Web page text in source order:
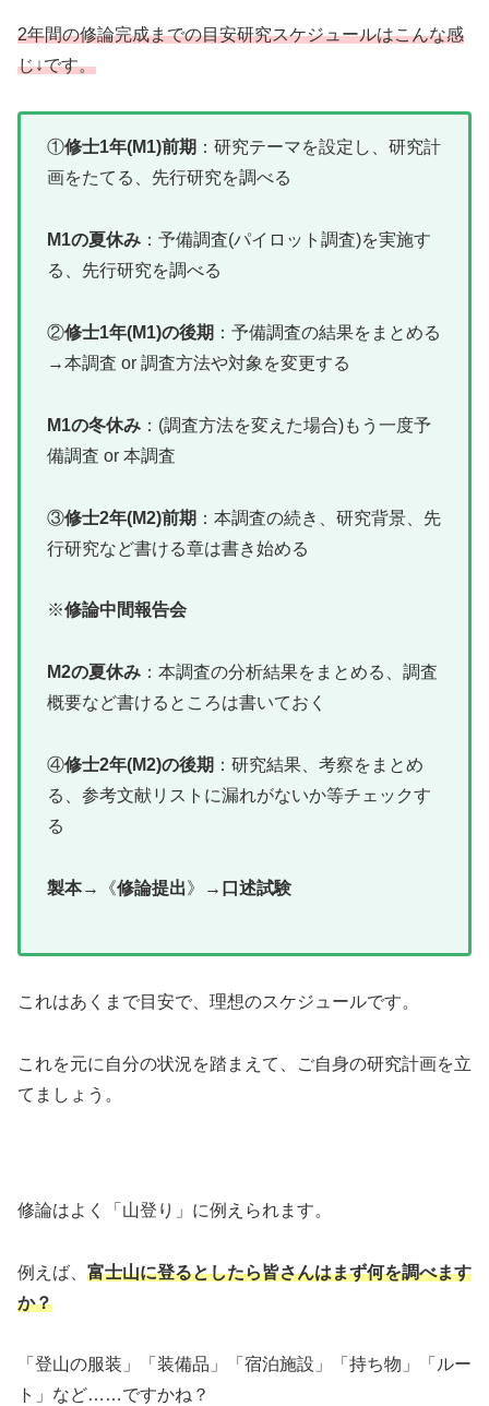
2年間の修論完成までの目安研究スケジュールはこんな感
じ↓です。
①修士1年(M1)前期 ：研究テーマを設定し、研究計
画をたてる、先行研究を調べる
M1の夏休み ：予備調査(パイロット調査)を実施す
る、先行研究を調べる
②修士1年(M1)の後期 ：予備調査の結果をまとめる
→本調査 or 調査方法や対象を変更する
M1の冬休み ：(調査方法を変えた場合)もう一度予
備調査 or 本調査
③修士2年(M2)前期 ：本調査の続き、研究背景、先
行研究など書ける章は書き始める
※修論中間報告会
M2の夏休み ：本調査の分析結果をまとめる、調査
概要など書けるところは書いておく
④修士2年(M2)の後期 ：研究結果、考察をまとめ
る、参考文献リストに漏れがないか等チェックす
る
製本→《修論提出》 →口述試験
これはあくまで目安で、理想のスケジュールです。
これを元に自分の状況を踏まえて、ご自身の研究計画を立
てましょう。
修論はよく「山登り」に例えられます。
例えば、 富士山に登るとしたら皆さんはまず何を調べます
か？
「登山の服装」「装備品」「宿泊施設」「持ち物」「ルー
ト」など……ですかね？